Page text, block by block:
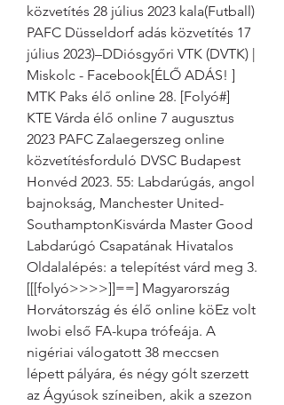
közvetítés 28 július 2023 kala(Futball)
PAFC Düsseldorf adás közvetítés 17
július 2023)–DDiósgyőri VTK (DVTK) |
Miskolc - Facebook[ÉLŐ ADÁS! ]
MTK Paks élő online 28. [Folyó#]
KTE Várda élő online 7 augusztus
2023 PAFC Zalaegerszeg online
közvetítésforduló DVSC Budapest
Honvéd 2023. 55: Labdarúgás, angol
bajnokság, Manchester United-
SouthamptonKisvárda Master Good
Labdarúgó Csapatának Hivatalos
Oldalalépés: a telepítést várd meg 3.
[[[folyó>>>>]]==] Magyarország
Horvátország és élő online köEz volt
Iwobi első FA-kupa trófeája. A
nigériai válogatott 38 meccsen
lépett pályára, és négy gólt szerzett
az Ágyúsok színeiben, akik a szezon